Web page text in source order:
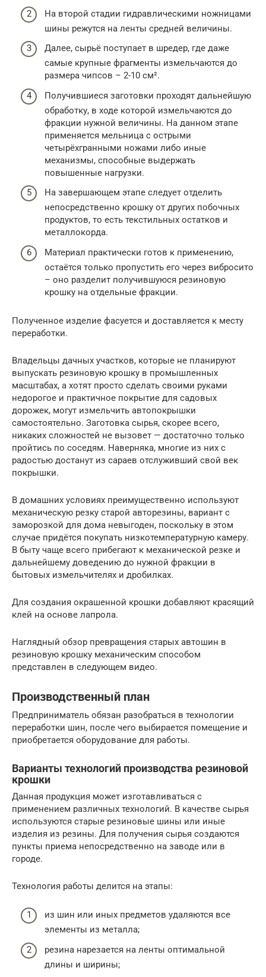
На второй стадии гидравлическими ножницами
шины режутся на ленты средней величины.
Далее, сырьё поступает в шредер, где даже
самые крупные фрагменты измельчаются до
размера чипсов – 2-10 см².
Получившиеся заготовки проходят дальнейшую
обработку, в ходе которой измельчаются до
фракции нужной величины. На данном этапе
применяется мельница с острыми
четырёхгранными ножами либо иные
механизмы, способные выдержать
повышенные нагрузки.
На завершающем этапе следует отделить
непосредственно крошку от других побочных
продуктов, то есть текстильных остатков и
металлокорда.
Материал практически готов к применению,
остаётся только пропустить его через вибросито
– оно разделит получившуюся резиновую
крошку на отдельные фракции.
Полученное изделие фасуется и доставляется к месту
переработки.
Владельцы дачных участков, которые не планируют
выпускать резиновую крошку в промышленных
масштабах, а хотят просто сделать своими руками
недорогое и практичное покрытие для садовых
дорожек, могут измельчить автопокрышки
самостоятельно. Заготовка сырья, скорее всего,
никаких сложностей не вызовет — достаточно только
пройтись по соседям. Наверняка, многие из них с
радостью достанут из сараев отслуживший свой век
покрышки.
В домашних условиях преимущественно используют
механическую резку старой авторезины, вариант с
заморозкой для дома невыгоден, поскольку в этом
случае придётся покупать низкотемпературную камеру.
В быту чаще всего прибегают к механической резке и
дальнейшему доведению до нужной фракции в
бытовых измельчителях и дробилках.
Для создания окрашенной крошки добавляют красящий
клей на основе лапрола.
Наглядный обзор превращения старых автошин в
резиновую крошку механическим способом
представлен в следующем видео.
Производственный план
Предприниматель обязан разобраться в технологии
переработки шин, после чего выбирается помещение и
приобретается оборудование для работы.
Варианты технологий производства резиновой
крошки
Данная продукция может изготавливаться с
применением различных технологий. В качестве сырья
используются старые резиновые шины или иные
изделия из резины. Для получения сырья создаются
пункты приема непосредственно на заводе или в
городе.
Технология работы делится на этапы:
из шин или иных предметов удаляются все
элементы из металла;
резина нарезается на ленты оптимальной
длины и ширины;